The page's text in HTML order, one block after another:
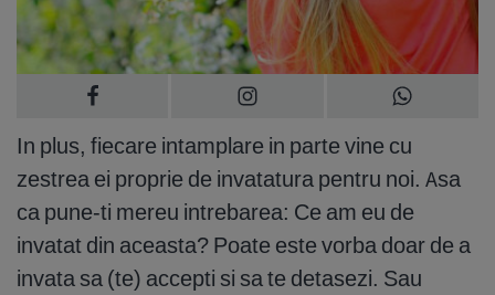
In plus, fiecare intamplare in parte vine cu
zestrea ei proprie de invatatura pentru noi. Asa
ca pune-ti mereu intrebarea: Ce am eu de
invatat din aceasta? Poate este vorba doar de a
invata sa (te) accepti si sa te detasezi. Sau